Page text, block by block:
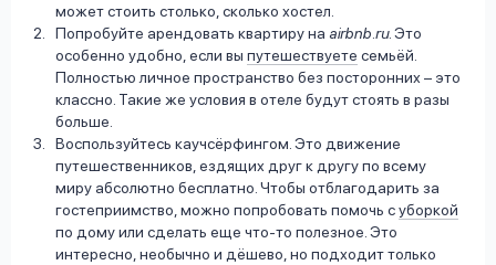
может стоить столько, сколько хостел.
Попробуйте арендовать квартиру на airbnb.ru. Это
особенно удобно, если вы путешествуете семьёй.
Полностью личное пространство без посторонних – это
классно. Такие же условия в отеле будут стоять в разы
больше.
Воспользуйтесь каучсёрфингом. Это движение
путешественников, ездящих друг к другу по всему
миру абсолютно бесплатно. Чтобы отблагодарить за
гостеприимство, можно попробовать помочь суборкой
по дому или сделать еще что-то полезное. Это
интересно, необычно и дёшево, но подходит только